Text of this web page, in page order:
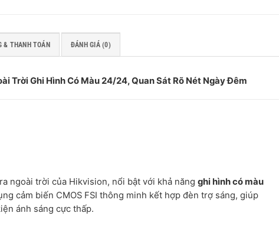
& THANH TOÁN ĐÁNH GIÁ (0)
Trời Ghi Hình Có Màu 24/24, Quan Sát Rõ Nét Ngày Đêm
ngoài trời của Hikvision, nổi bật với khả năng ghi hình có màu
cảm biến CMOS FSI thông minh kết hợp đèn trợ sáng, giúp
ánh sáng cực thấp.